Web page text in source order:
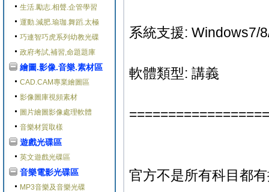
生活.勵志.相聲.企管學習
運動.減肥.瑜珈.舞蹈.太極
巧連智巧虎系列幼教光碟
政府考試,補習,命題題庫
繪圖.影像.音樂.素材區
CAD.CAM專業繪圖區
影像圖庫視頻素材
圖片繪圖影像處理軟體
音樂材質取樣
遊戲光碟區
英文遊戲光碟區
音樂電影光碟區
MP3音樂及音樂光碟
系統支援: Windows7/
軟體類型: 講義
官方不是所有科目都